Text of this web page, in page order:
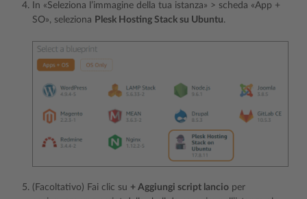
In «Seleziona l’immagine della tua istanza» > scheda «App +
SO», seleziona Plesk Hosting Stack su Ubuntu.
(Facoltativo) Fai clic su + Aggiungi script lancio per